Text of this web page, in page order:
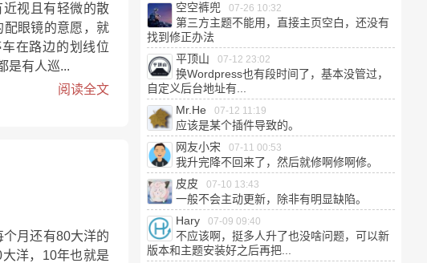
视且有轻微的散
眼镜的意愿，就
在路边的划线位
是有人巡...
阅读全文
月还有80大洋的
洋，10年也就是
空空裤兜
07-26 10:32
第三方主题不能用，直接主页空白，还没有
找到修正办法
平顶山
07-12 23:02
换Wordpress也有段时间了，基本没管过，
自定义后台地址有...
Mr.He
07-12 11:19
应该是某个插件导致的。
网友小宋
07-11 00:53
我升完降不回来了，然后就修啊修啊修。
皮皮
07-10 13:43
一般不会主动更新，除非有明显缺陷。
Hary
07-09 09:40
不应该啊，挺多人升了也没啥问题，可以新
版本和主题安装好之后再把...